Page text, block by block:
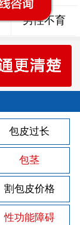
男性不育
包皮过长
包茎
割包皮价格
性功能障碍